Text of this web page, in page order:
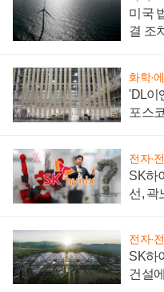
미국
결 조
화학·
'DL이
포스
전자·
SK하
선, 곽
전자·
SK하
건설